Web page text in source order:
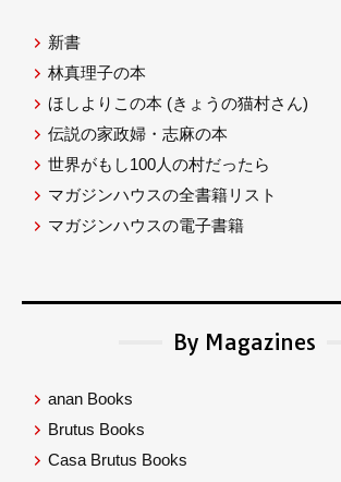
新書
林真理子の本
ほしよりこの本 (きょうの猫村さん)
伝説の家政婦・志麻の本
世界がもし100人の村だったら
マガジンハウスの全書籍リスト
マガジンハウスの電子書籍
By Magazines
anan Books
Brutus Books
Casa Brutus Books